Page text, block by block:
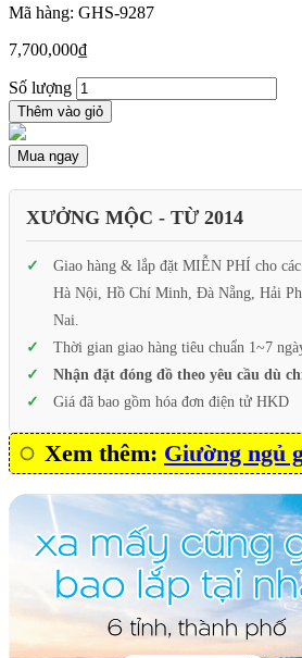
Mã hàng: GHS-9287
7,700,000₫
Số lượng
Thêm vào giỏ
Mua ngay
XƯỞNG MỘC - TỪ 2014
Giao hàng & lắp đặt MIỄN PHÍ cho
Hà Nội, Hồ Chí Minh, Đà Nẵng, Hải
Nai.
Thời gian giao hàng tiêu chuẩn 1~7
Nhận đặt đóng đồ theo yêu cầu dù
Giá đã bao gồm hóa đơn điện tử HKD
Xem thêm: Giường ngủ